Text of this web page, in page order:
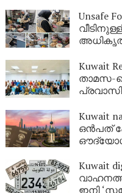
Unsafe
Kuwait
താമസ-
Kuwait
ഒൻപത്
Kuwait
ഇനി